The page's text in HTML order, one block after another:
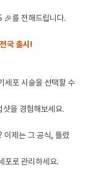
🎉를 전해드립니다.
국 출시!
세포 시술을 선택할 수
을 경험해보세요.
이제는 그 공식, 틀렸
로 관리하세요.